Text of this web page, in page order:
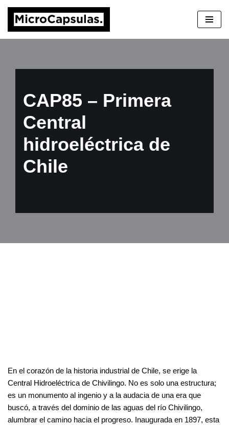
Saltar
al
CAP85 – Primera
Central
hidroeléctrica de
Chile
En el corazón de la historia industrial de Chile, se erige la
Central Hidroeléctrica de Chivilingo. No es solo una estructura;
es un monumento al ingenio y a la audacia de una era que
buscó, a través del dominio de las aguas del río Chivilingo,
alumbrar el camino hacia el progreso. Inaugurada en 1897, esta